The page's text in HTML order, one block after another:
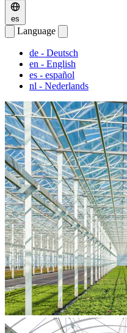
es
Language
de - Deutsch
en - English
es - español
nl - Nederlands